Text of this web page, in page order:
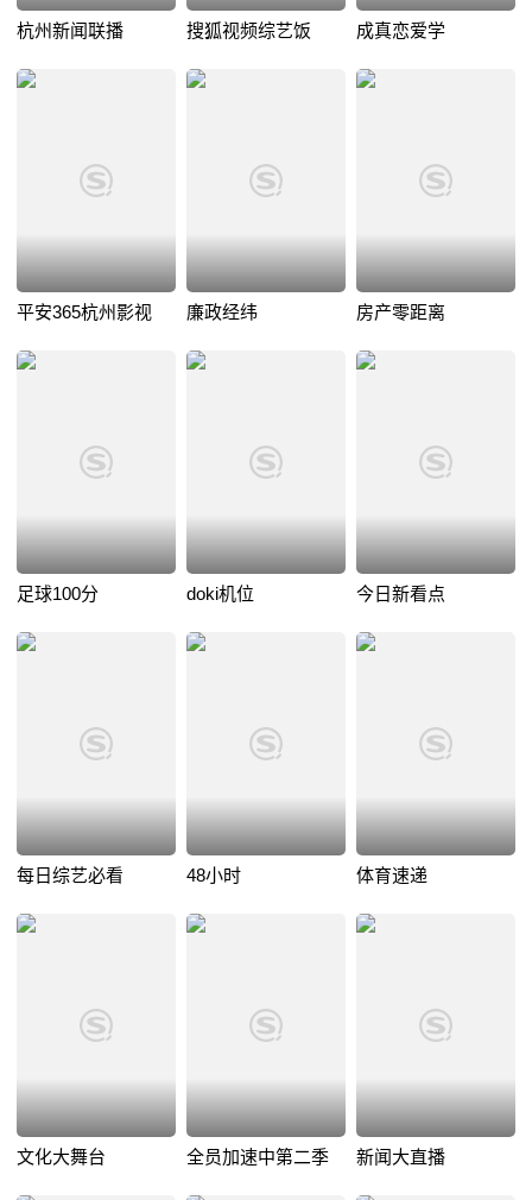
杭州新闻联播 搜狐视频综艺饭 成真恋爱学
平安365杭州影视 廉政经纬 房产零距离
足球100分 doki机位 今日新看点
每日综艺必看 48小时 体育速递
文化大舞台 全员加速中第二季 新闻大直播